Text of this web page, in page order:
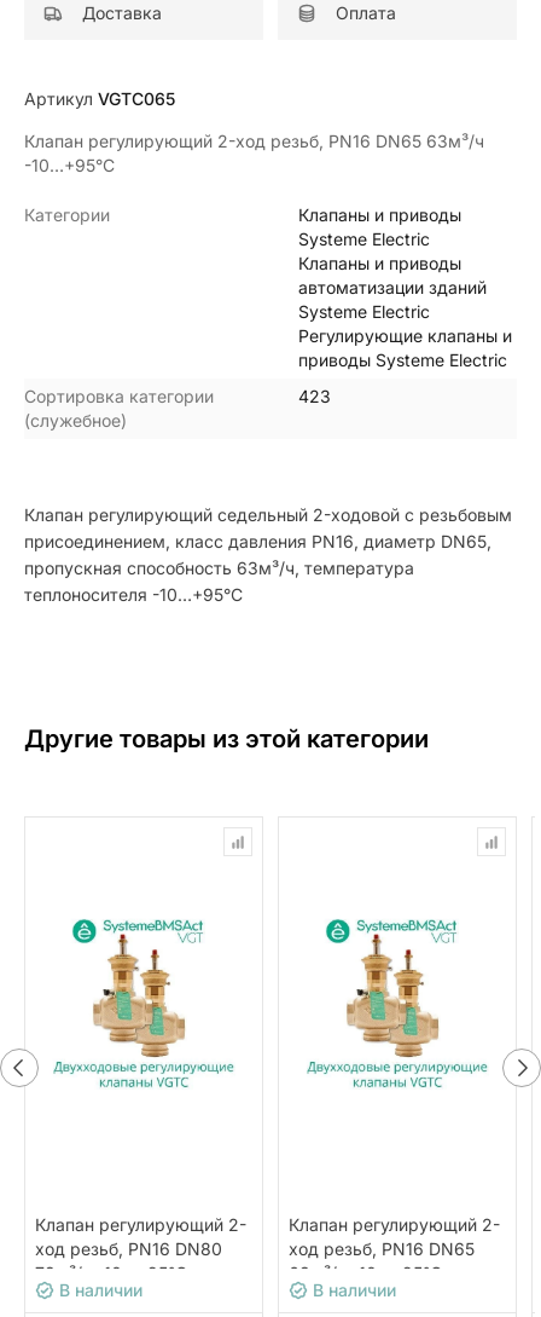
Доставка Оплата
Артикул VGTC065
Клапан регулирующий 2-ход резьб, PN16 DN65 63м³/ч
-10…+95°С
Категории
Клапаны и приводы
Systeme Electric
Клапаны и приводы
автоматизации зданий
Systeme Electric
Регулирующие клапаны и
приводы Systeme Electric
Сортировка категории
(служебное)
423
Клапан регулирующий седельный 2-ходовой с резьбовым
присоединением, класс давления PN16, диаметр DN65,
пропускная способность 63м³/ч, температура
теплоносителя -10…+95°С
Другие товары из этой категории
Клапан регулирующий 2-
ход резьб, PN16 DN80
78м³/ч -10…+95°С
В наличии
Клапан регулирующий 2-
ход резьб, PN16 DN65
63м³/ч -10…+95°С
В наличии